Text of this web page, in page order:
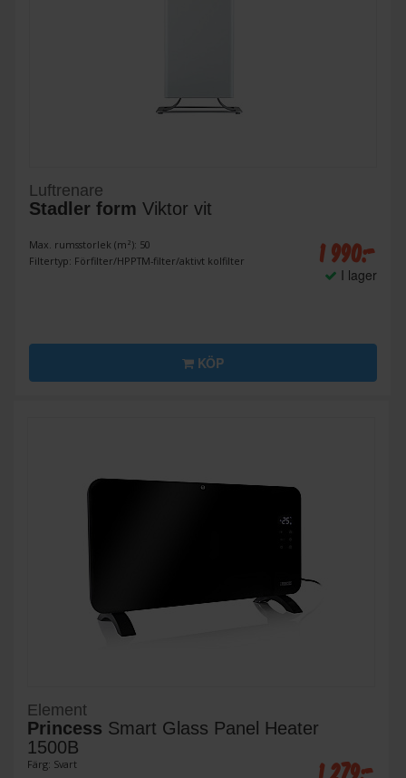
Luftrenare
Stadler form Viktor vit
Max. rumsstorlek (m²): 50
Filtertyp: Förfilter/HPPTM-filter/aktivt kolfilter
1 990:-
I lager
KÖP
Element
Princess Smart Glass Panel Heater
1500B
Färg: Svart